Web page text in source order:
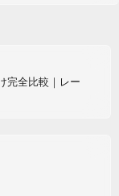
完全比較｜レー